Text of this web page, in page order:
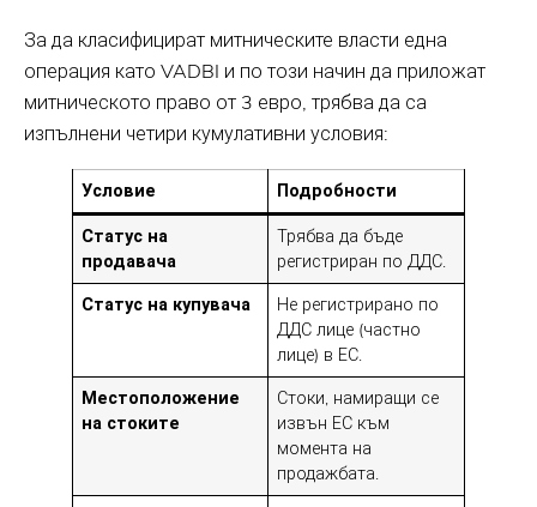
За да класифицират митническите власти една
операция като VADBI и по този начин да приложат
митническото право от 3 евро, трябва да са
изпълнени четири кумулативни условия:
Условие Подробности
Статус на
продавача
Трябва да бъде
регистриран по ДДС.
Статус на купувача
Не регистрирано по
ДДС лице (частно
лице) в ЕС.
Местоположение
на стоките
Стоки, намиращи се
извън ЕС към
момента на
продажбата.